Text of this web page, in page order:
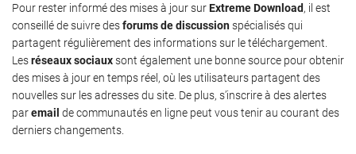
Pour rester informé des mises à jour surExtreme Download, il est
conseillé de suivre desforums de discussionspécialisés qui
partagent régulièrement des informations sur le téléchargement.
Lesréseaux sociauxsont également une bonne source pour obtenir
des mises à jour en temps réel, où les utilisateurs partagent des
nouvelles sur les adresses du site. De plus, s’inscrire à des alertes
paremail de communautés en ligne peut vous tenir au courant des
derniers changements.